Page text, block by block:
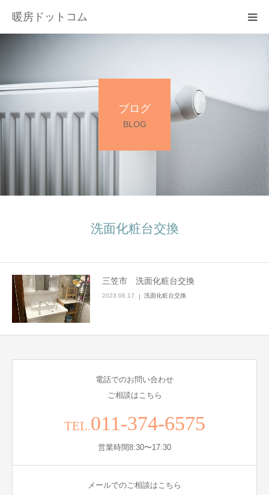
暖房ドットコム
ブログ
BLOG
洗面化粧台交換
三笠市 洗面化粧台交換
2023.06.17 洗面化粧台交換
電話でのお問い合わせ
ご相談はこちら
TEL.011-374-6575
営業時間8:30〜17:30
メールでのご相談はこちら
サービス一覧
その他サービス